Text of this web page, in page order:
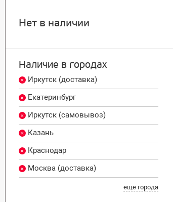
Нет в наличии
Наличие в городах
Иркутск (доставка)
Екатеринбург
Иркутск (самовывоз)
Казань
Краснодар
Москва (доставка)
еще города